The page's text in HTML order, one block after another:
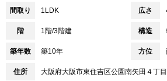
間取り 1LDK 広さ
階 1階/3階建 構造
築年数 築10年 方位
住所 大阪府大阪市東住吉区公園南矢田４丁目